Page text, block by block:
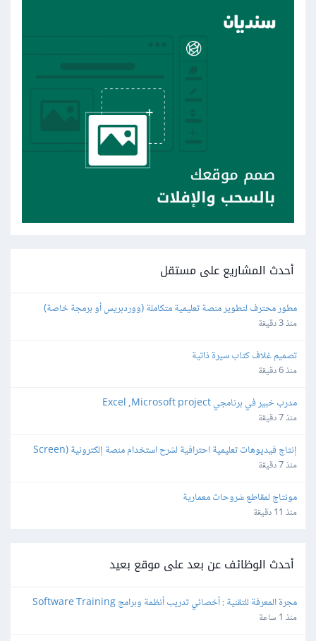
أحدث المشاريع على مستقل
مطور محترف لتطوير منصة تعليمية متكاملة (ووردبريس أو برمجة خاصة)
منذ 3 دقيقة
تصميم غلاف كتاب سيرة ذاتية
منذ 6 دقيقة
مدرب خبير في برنامجي Excel ,Microsoft project
منذ 7 دقيقة
Recording Tutorial)
منذ 7 دقيقة
مونتاج لمقاطع شروحات معمارية
منذ 11 دقيقة
أحدث الوظائف عن بعد على موقع بعيد
Specialist
منذ 1 ساعة